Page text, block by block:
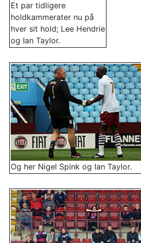
Et par tidligere
holdkammerater nu på
hver sit hold; Lee Hendrie
og Ian Taylor.
Og her Nigel Spink og Ian Taylor.